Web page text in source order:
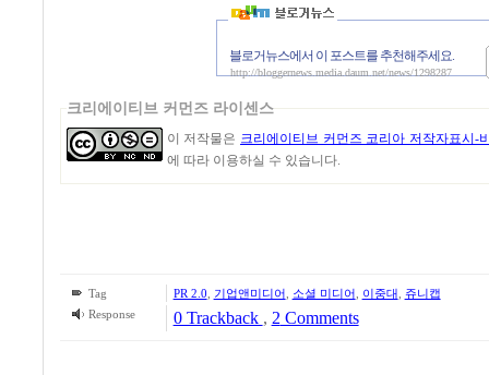
블로거뉴스에서 이 포스트를 추천해주세요.
http://bloggernews.media.daum.net/news/1298287
크리에이티브 커먼즈 라이센스
이 저작물은 크리에이티브 커먼즈 코리아 저작자표시-
에 따라 이용하실 수 있습니다.
Tag PR 2.0 기업앤미디어 소셜 미디어 이중대 쥬니캡
Response
0 Trackback , 2 Comments